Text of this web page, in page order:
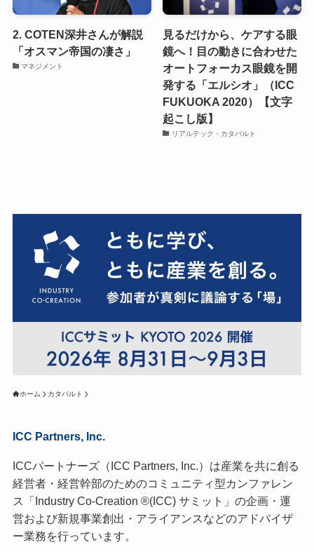
2. COTEN深井さんが解説
「オスマン帝国の凄さ」
マネジメント
見るだけから、ケアする眼
鏡へ！目の動きに合わせた
オートフォーカス眼鏡を開
発する「エルシオ」（ICC
FUKUOKA 2020）【文字
起こし版】
リアルテック・カタパルト
ホーム カタパルト
ICC Partners, Inc.
ICCパートナーズ（ICC Partners, Inc.）は産業を共に創る
経営者・経営幹部のためのコミュニティ型カンファレン
ス「Industry Co-Creation ®(ICC) サミット」の企画・運
営および新規事業創出・アライアンスなどのアドバイザ
ー業務を行っています。